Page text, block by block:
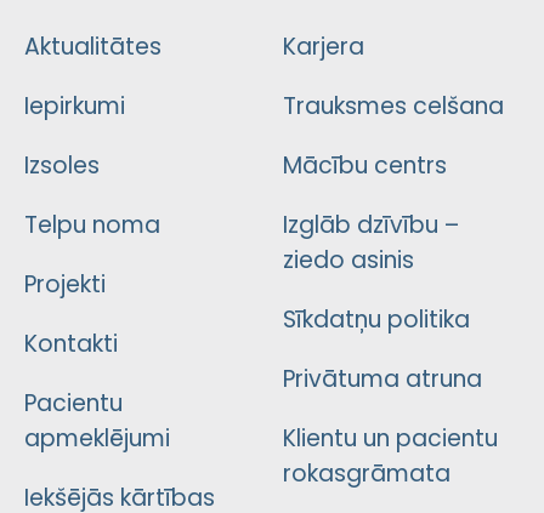
Aktualitātes
Iepirkumi
Izsoles
Telpu noma
Projekti
Kontakti
Pacientu
apmeklējumi
Iekšējās kārtības
Karjera
Trauksmes celšana
Mācību centrs
Izglāb dzīvību –
ziedo asinis
Sīkdatņu politika
Privātuma atruna
Klientu un pacientu
rokasgrāmata